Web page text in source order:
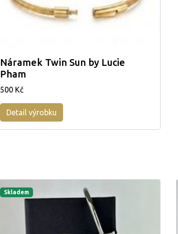
Náramek Twin Sun by Lucie
Pham
500 Kč
Detail výrobku
Skladem